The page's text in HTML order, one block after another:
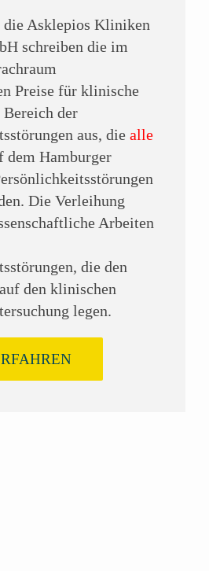
die Asklepios Kliniken
schreiben die im
Preise für klinische
der
aus, die alle
dem Hamburger
Die Verleihung
Arbeiten
die den
den klinischen
legen.